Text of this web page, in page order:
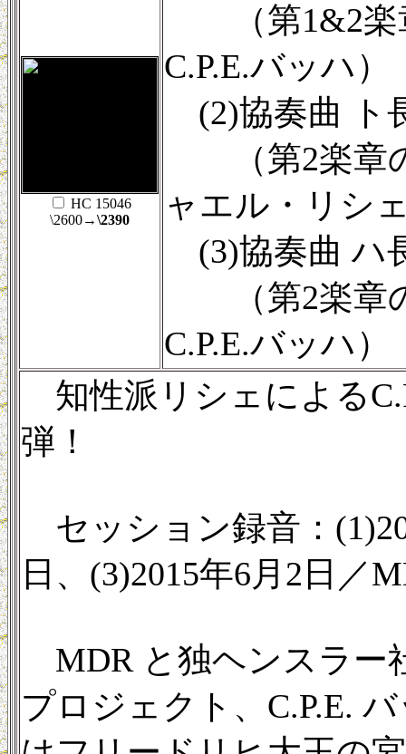
HC 15046
\2600→\2390
（第1&2楽
C.P.E.バッハ）
(2)協奏曲 ト
（第2楽章
ャエル・リシ
(3)協奏曲 ハ
（第2楽章
C.P.E.バッハ）
知性派リシェによる
弾！
セッション録音：
日、(3)2015年6月2日／
MDR と独ヘンスラー
プロジェクト、C.P.E.